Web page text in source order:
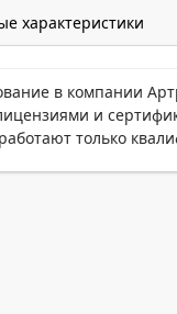
характеристики
в компании
и
только